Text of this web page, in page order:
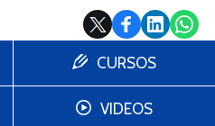
CURSOS
VIDEOS